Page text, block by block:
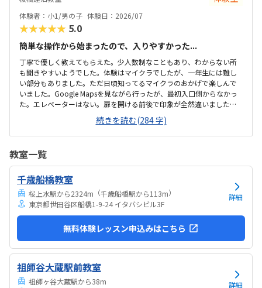
ので、これから良い点が増えてくるのではないかと思います。
体験者：小1/男の子 体験日：2026/07
★★★★★ 5.0
簡単な操作から始まったので、入りやすかった...
丁寧で優しく教えてもらえた。少人数制なこともあり、わからない所
も聞きやすいようでした。体験はマイクラでしたが、一年生には難し
い部分もありました。ただ日頃知ってるマイクラのおかげで楽しんで
いました。Google Mapsを見ながら行ったが、最初入口側からなかっ
た。エレベーターはない。扉を開ける前後で印象が全然違いました。
とても綺麗で、広々としていました。教室内は土足でしたが、全体的
に綺麗でした。プログラミングあるあるですが、やっぱり月2回にして
は高い。他の習い事もしているので悩みどころです。マイクラで遊ん
続きを読む(284 字)
教室一覧
千歳船橋教室
桜上水駅から2324m （千歳船橋駅から113m）
東京都世田谷区船橋1-9-24 イタバシビル3F
詳細
無料体験レッスン申込みはこちら
祖師谷大蔵駅前教室
祖師ヶ谷大蔵駅から38m
詳細